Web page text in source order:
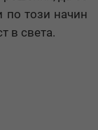
по този начин
в света.